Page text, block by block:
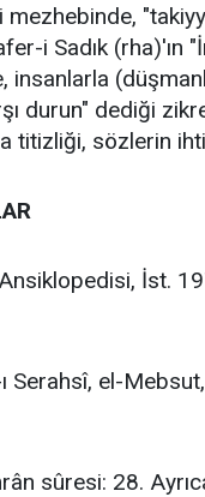
i Sadık
insanlarla
durun" dediği
titizliği, sözlerin
İst.
Serahsî, el-
sûresi: 28.